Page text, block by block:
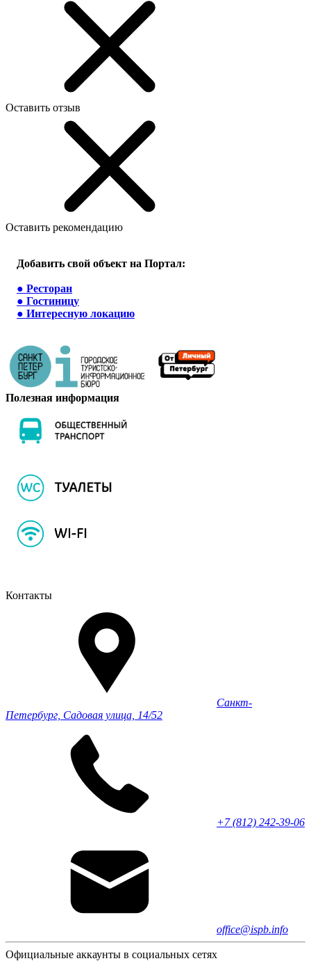
Оставить отзыв
Оставить рекомендацию
Добавить свой объект на Портал:
● Ресторан
● Гостиницу
● Интересную локацию
Полезная информация
Контакты
Санкт-
Петербург, Садовая улица, 14/52
+7 (812) 242-39-06
office@ispb.info
Официальные аккаунты в социальных сетях